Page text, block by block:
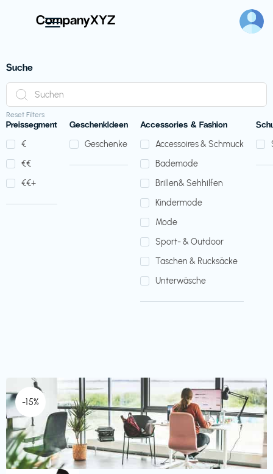
Suche
Reset Filters
Preissegment
€‎
€‎€‎
€‎€‎+
GeschenkIdeen
Geschenke
Accessories & Fashion
Accessoires & Schmuck
Bademode
Brillen& Sehhilfen
Kindermode
Mode
Sport- & Outdoor
Taschen & Rucksäcke
Unterwäsche
-15%